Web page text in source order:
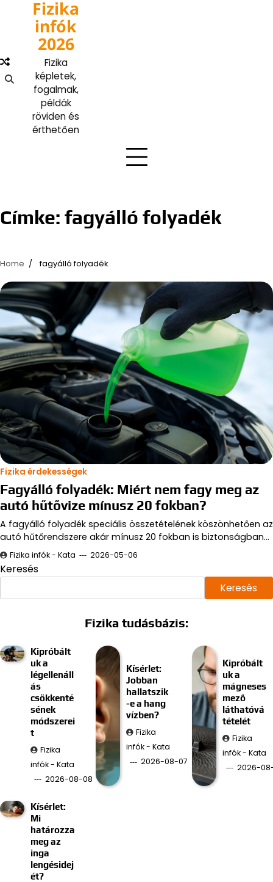
content
Fizika
infók
2026
Fizika
képletek,
fogalmak,
példák
röviden és
érthetően
Címke: fagyálló folyadék
Home fagyálló folyadék
Fizika érdekességek
Fagyálló folyadék: Miért nem fagy meg az
autó hűtővize mínusz 20 fokban?
A fagyálló folyadék speciális összetételének köszönhetően az
autó hűtőrendszere akár mínusz 20 fokban is biztonságban…
Fizika infók - Kata 2026-05-06
Keresés
Keresés
Fizika tudásbázis:
Kipróbált
uk a
légellenáll
ás
csökkenté
sének
módszerei
t
Fizika
infók - Kata
2026-08-08
Kísérlet:
Jobban
hallatszik
-e a hang
vízben?
Fizika
infók - Kata
2026-08-07
Kipróbált
uk a
mágneses
mező
láthatóvá
tételét
Fizika
infók - Kata
2026-
Kísérlet:
Mi
határozza
meg az
inga
lengésidej
ét?